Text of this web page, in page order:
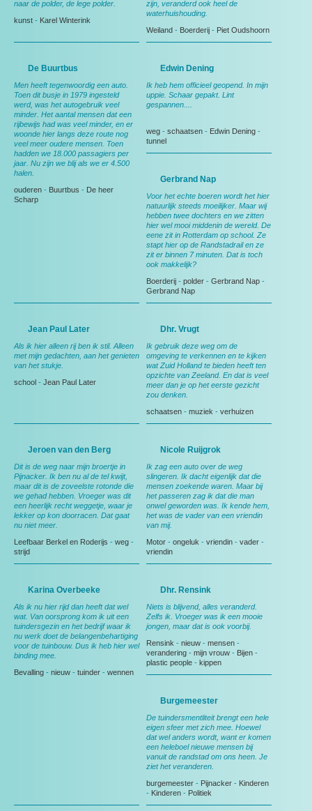
naar de polder, de lege polder.
kunst - Karel Winterink
zijn, veranderd ook heel de
waterhuishouding.
Weiland - Boerderij - Piet Oudshoorn
De Buurtbus
Men heeft tegenwoordig een auto.
Toen dit busje in 1979 ingesteld
werd, was het autogebruik veel
minder. Het aantal mensen dat een
rijbewijs had was veel minder, en er
woonde hier langs deze route nog
veel meer oudere mensen. Toen
hadden we 18.000 passagiers per
jaar. Nu zijn we blij als we er 4.500
halen.
ouderen - Buurtbus - De heer
Scharp
Edwin Dening
Ik heb hem officieel geopend. In mijn
uppie. Schaar gepakt. Lint
gespannen....
weg - schaatsen - Edwin Dening -
tunnel
Gerbrand Nap
Voor het echte boeren wordt het hier
natuurlijk steeds moeilijker. Maar wij
hebben twee dochters en we zitten
hier wel mooi middenin de wereld. De
eene zit in Rotterdam op school. Ze
stapt hier op de Randstadrail en ze
zit er binnen 7 minuten. Dat is toch
ook makkelijk?
Boerderij - polder - Gerbrand Nap -
Gerbrand Nap
Jean Paul Later
Als ik hier alleen rij ben ik stil. Alleen
met mijn gedachten, aan het genieten
van het stukje.
school - Jean Paul Later
Dhr. Vrugt
Ik gebruik deze weg om de
omgeving te verkennen en te kijken
wat Zuid Holland te bieden heeft ten
opzichte van Zeeland. En dat is veel
meer dan je op het eerste gezicht
zou denken.
schaatsen - muziek - verhuizen
Jeroen van den Berg
Dit is de weg naar mijn broertje in
Pijnacker. Ik ben nu al de tel kwijt,
maar dit is de zoveelste rotonde die
we gehad hebben. Vroeger was dit
een heerlijk recht weggetje, waar je
lekker op kon doorracen. Dat gaat
nu niet meer.
Leefbaar Berkel en Roderijs - weg -
strijd
Nicole Ruijgrok
Ik zag een auto over de weg
slingeren. Ik dacht eigenlijk dat die
mensen zoekende waren. Maar bij
het passeren zag ik dat die man
onwel geworden was. Ik kende hem,
het was de vader van een vriendin
van mij.
Motor - ongeluk - vriendin - vader -
vriendin
Karina Overbeeke
Als ik nu hier rijd dan heeft dat wel
wat. Van oorsprong kom ik uit een
tuindersgezin en het bedrijf waar ik
nu werk doet de belangenbehartiging
voor de tuinbouw. Dus ik heb hier wel
binding mee.
Bevalling - nieuw - tuinder - wennen
Dhr. Rensink
Niets is blijvend, alles veranderd.
Zelfs ik. Vroeger was ik een mooie
jongen, maar dat is ook voorbij.
Rensink - nieuw - mensen -
verandering - mijn vrouw - Bijen -
plastic people - kippen
Burgemeester
De tuindersmentliteit brengt een hele
eigen sfeer met zich mee. Hoewel
dat wel anders wordt, want er komen
een heleboel nieuwe mensen bij
vanuit de randstad om ons heen. Je
ziet het veranderen.
burgemeester - Pijnacker - Kinderen
- Kinderen - Politiek